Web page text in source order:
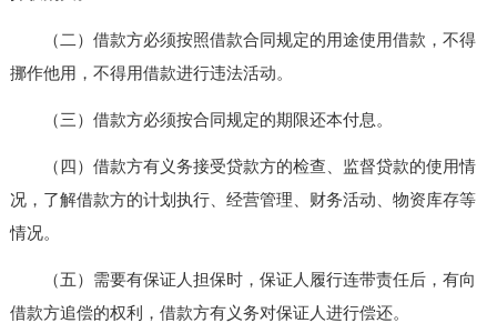
（二）借款方必须按照借款合同规定的用途使用借款，不得
挪作他用，不得用借款进行违法活动。
（三）借款方必须按合同规定的期限还本付息。
（四）借款方有义务接受贷款方的检查、监督贷款的使用情
况，了解借款方的计划执行、经营管理、财务活动、物资库存等
情况。
（五）需要有保证人担保时，保证人履行连带责任后，有向
借款方追偿的权利，借款方有义务对保证人进行偿还。